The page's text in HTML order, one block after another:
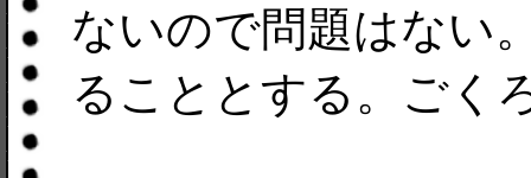
ないので問題はない
ることとする。ごく